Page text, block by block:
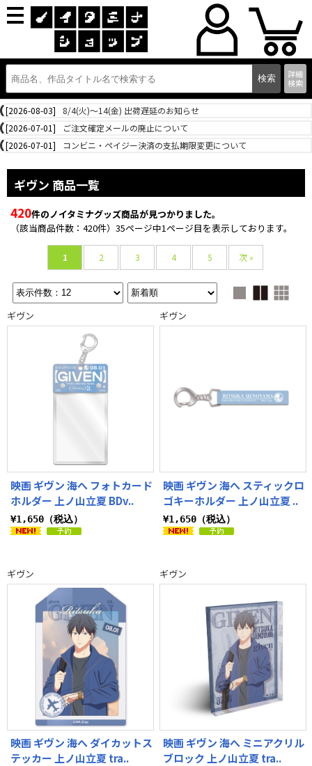
詳細
検索
[2026-08-03]
8/4(火)～14(金) 出荷遅延のお知らせ
[2026-07-01]
ご注文確定メールの廃止について
[2026-07-01]
コンビニ・ペイジー決済の支払期限変更について
ギヴン 商品一覧
420件のノイタミナグッズ商品が見つかりました。
（該当商品件数：420件）35ページ中1ページ目を表示しております。
1 2 3 4 5 次 »
ギヴン
映画 ギヴン 海へ フォトカード
ホルダー 上ノ山立夏 BDv..
¥1,650（税込）
ギヴン
映画 ギヴン 海へ スティックロ
ゴキーホルダー 上ノ山立夏 ..
¥1,650（税込）
ギヴン
映画 ギヴン 海へ ダイカットス
テッカー 上ノ山立夏 tra..
ギヴン
映画 ギヴン 海へ ミニアクリル
ブロック 上ノ山立夏 tra..